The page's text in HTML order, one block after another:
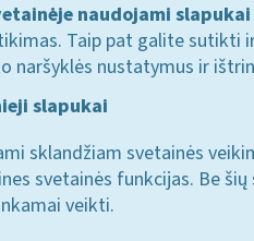
naudojami slapukai
Taip pat galite sutikti
naršyklės nustatymus ir
slapukai
sklandžiam svetainės
svetainės funkcijas. Be
veikti.